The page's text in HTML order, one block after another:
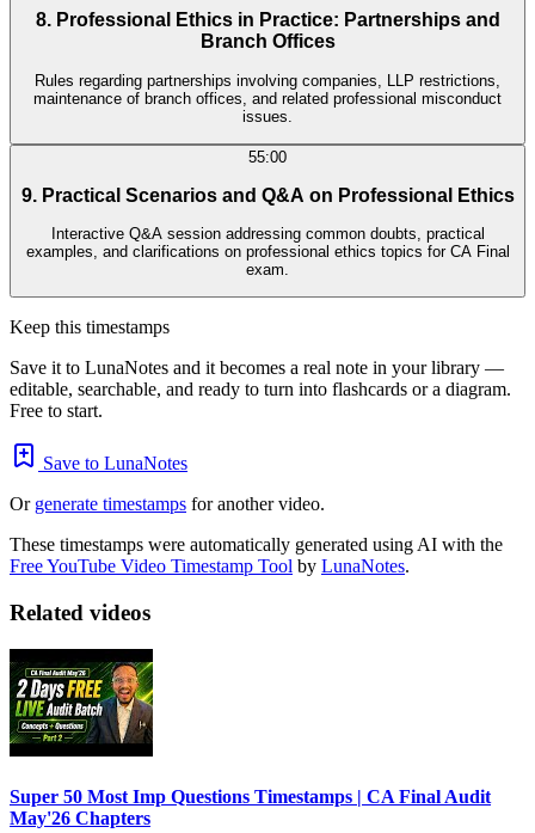
8. Professional Ethics in Practice: Partnerships and
Branch Offices
Rules regarding partnerships involving companies, LLP restrictions,
maintenance of branch offices, and related professional misconduct
issues.
55:00
9. Practical Scenarios and Q&A on Professional Ethics
Interactive Q&A session addressing common doubts, practical
examples, and clarifications on professional ethics topics for CA Final
exam.
Keep this timestamps
Save it to LunaNotes and it becomes a real note in your library —
editable, searchable, and ready to turn into flashcards or a diagram.
Free to start.
Save to LunaNotes
Or generate timestamps for another video.
These timestamps were automatically generated using AI with the
Free YouTube Video Timestamp Tool by LunaNotes.
Related videos
Super 50 Most Imp Questions Timestamps | CA Final Audit
May'26 Chapters